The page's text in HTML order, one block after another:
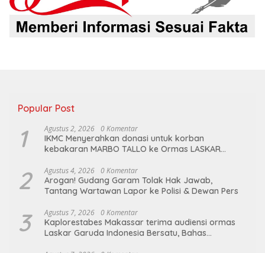
Popular Post
1 Agustus 2, 2026 0 Komentar
IKMC Menyerahkan donasi untuk korban
kebakaran MARBO TALLO ke Ormas LASKAR
2 Agustus 4, 2026 0 Komentar
Arogan! Gudang Garam Tolak Hak Jawab,
Tantang Wartawan Lapor ke Polisi & Dewan Pers
3 Agustus 7, 2026 0 Komentar
Kaplorestabes Makassar terima audiensi ormas
Laskar Garuda Indonesia Bersatu, Bahas